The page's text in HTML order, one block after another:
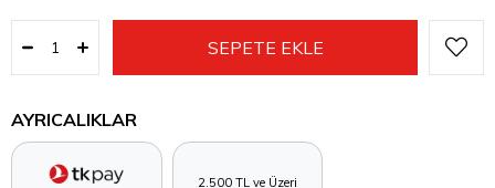
AYRICALIKLAR
2.500 TL ve Üzeri